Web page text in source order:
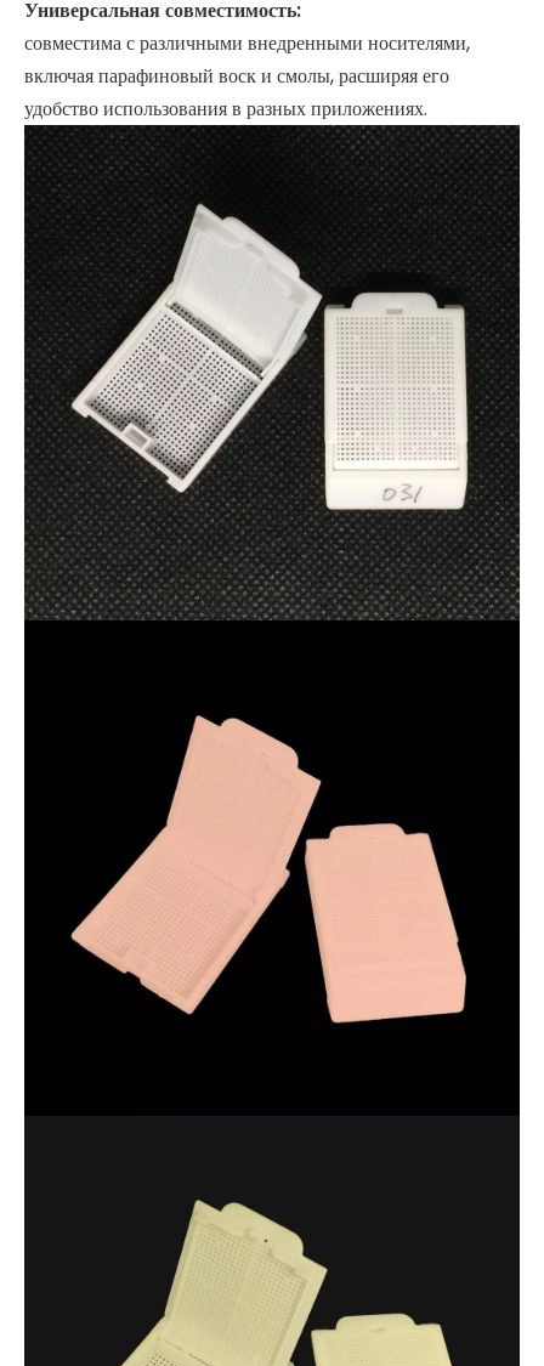
Универсальная совместимость:
совместима с различными внедренными носителями,
включая парафиновый воск и смолы, расширяя его
удобство использования в разных приложениях.